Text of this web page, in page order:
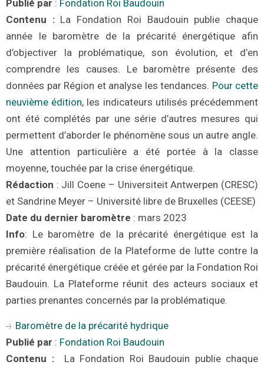
Publié par : Fondation Roi Baudouin
Contenu : La Fondation Roi Baudouin publie chaque
année le baromètre de la précarité énergétique afin
d’objectiver la problématique, son évolution, et d’en
comprendre les causes. Le baromètre présente des
données par Région et analyse les tendances. Pour cette
neuvième édition, les indicateurs utilisés précédemment
ont été complétés par une série d’autres mesures qui
permettent d’aborder le phénomène sous un autre angle.
Une attention particulière a été portée à la classe
moyenne, touchée par la crise énergétique.
Rédaction : Jill Coene – Universiteit Antwerpen (CRESC)
et Sandrine Meyer – Université libre de Bruxelles (CEESE)
Date du dernier baromètre : mars 2023
Info: Le baromètre de la précarité énergétique est la
première réalisation de la Plateforme de lutte contre la
précarité énergétique créée et gérée par la Fondation Roi
Baudouin. La Plateforme réunit des acteurs sociaux et
parties prenantes concernés par la problématique.
Baromètre de la précarité hydrique
Publié par : Fondation Roi Baudouin
Contenu : La Fondation Roi Baudouin publie chaque